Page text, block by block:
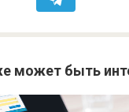
может быть